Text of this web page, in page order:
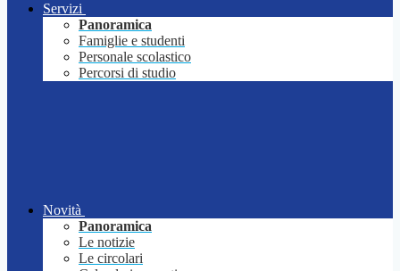
Servizi
Panoramica
Famiglie e studenti
Personale scolastico
Percorsi di studio
Novità
Panoramica
Le notizie
Le circolari